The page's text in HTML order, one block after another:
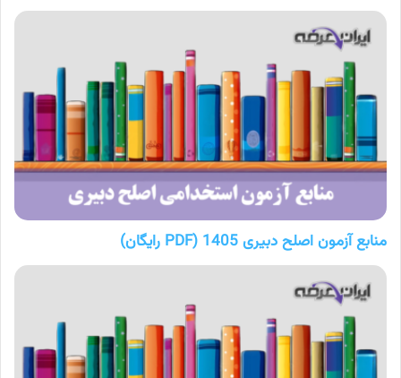
منابع آزمون اصلح دبیری 1405 (PDF رایگان)